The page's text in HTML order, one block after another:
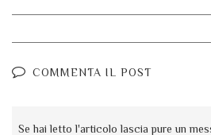
COMMENTA IL POST
Se hai letto l'articolo lascia pure un